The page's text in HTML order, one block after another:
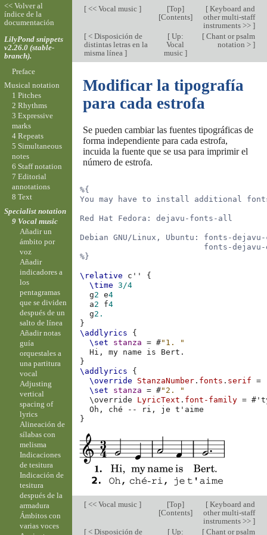
[<< Vocal music ] [Top]
[Contents]
[Keyboard and
other multi-staff
instruments >> ]
[< Disposición de
distintas letras en la
misma línea ]
[Up:
Vocal
music ]
[Chant or psalm
notation > ]
Modificar la tipografía
para cada estrofa
Se pueden cambiar las fuentes tipográficas de
forma independiente para cada estrofa,
incuida la fuente que se usa para imprimir el
número de estrofa.
%{
You may have to install additional
Red Hat Fedora: dejavu-fonts-all
Debian GNU/Linux, Ubuntu: fonts-
fonts-
%}
\relative c''
{
\time
3/4
g2 e4
a2 f4
g2.
}
\addlyrics
{
\set
stanza = #"1. "
Hi,
my name is Bert .
}
\addlyrics
{
\override
StanzaNumber . fonts . serif =
\set
stanza = #"2. "
\ override LyricText . font-family = #
Oh , ché -- ri , je
}
[<< Vocal music ] [Top]
[Contents]
[Keyboard and
other multi-staff
instruments >> ]
[< Disposición de [Up: [Chant or psalm
<< Volver al
índice de la
documentación
LilyPond snippets
v2.26.0 (stable-
branch).
Preface
Musical notation
1 Pitches
2 Rhythms
3 Expressive
marks
4 Repeats
5 Simultaneous
notes
6 Staff notation
7 Editorial
annotations
8 Text
Specialist notation
9 Vocal music
Añadir un
ámbito por
voz
Añadir
indicadores a
los
pentagramas
que se dividen
después de un
salto de línea
Añadir notas
guía
orquestales a
una partitura
vocal
Adjusting
vertical
spacing of
lyrics
Alineación de
sílabas con
melisma
Indicaciones
de tesitura
Indicación de
tesitura
después de la
armadura
Ámbitos con
varias voces